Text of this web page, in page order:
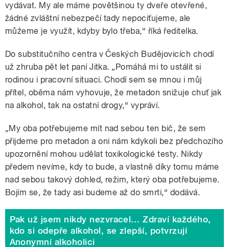
vydávat. My ale máme povětšinou ty dveře otevřené,
žádné zvláštní nebezpečí tady nepociťujeme, ale
můžeme je využít, kdyby bylo třeba,“ říká ředitelka.
Do substitučního centra v Českých Budějovicích chodí
už zhruba pět let paní Jitka. „Pomáhá mi to ustálit si
rodinou i pracovní situaci. Chodí sem se mnou i můj
přítel, oběma nám vyhovuje, že metadon snižuje chuť jak
na alkohol, tak na ostatní drogy,“ vypráví.
„My oba potřebujeme mít nad sebou ten bič, že sem
přijdeme pro metadon a oni nám kdykoli bez předchozího
upozornění mohou udělat toxikologické testy. Nikdy
předem nevíme, kdy to bude, a vlastně díky tomu máme
nad sebou takový dohled, režim, který oba potřebujeme.
Bojím se, že tady asi budeme až do smrti,“ dodává.
Pak už jsem nikdy nezvracel… Zdraví každého,
kdo si odepře alkohol, se zlepší, potvrzují
Anonymní alkoholici